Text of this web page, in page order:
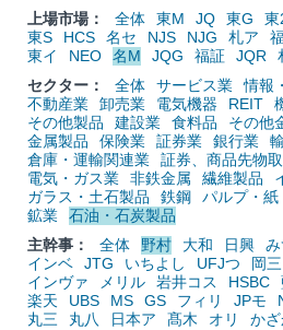
上場市場：
全体 東M JQ 東G 東
東S
HCS 名セ NJS NJG 札ア
東イ
NEO 名M JQG 福証 JQR
セクター：
全体 サービス業 情報
不動産業
卸売業 電気機器 REIT
その他製品
建設業 食料品 その他
金属製品
保険業 証券業 銀行業
倉庫・運輸関連業
証券、商品先物
電気・ガス業
非鉄金属 繊維製品
ガラス・土石製品
鉄鋼 パルプ・紙
鉱業
石油・石炭製品
主幹事：
全体 野村 大和 日興
インベ
JTG いちよし UFJつ 岡三
インヴァ
メリル 岩井コス HSBC
楽天
UBS MS GS フィリ JPモ
丸三
丸八 日本ア 髙木 オリ か